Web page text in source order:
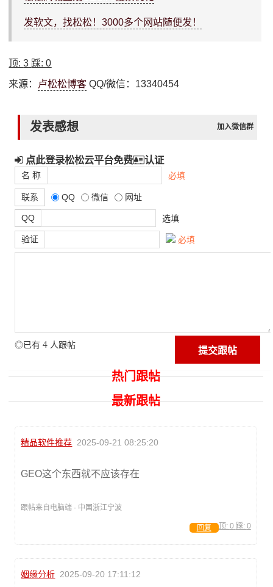
发软文，找松松！3000多个网站随便发！
顶:3 踩:0
来源： 卢松松博客 QQ/微信：13340454
发表感想 加入微信群
点此登录松松云平台免费 认证
名 称 必填
联系 QQ 微信 网址
QQ 选填
验证 必填
◎已有 4 人跟帖
热门跟帖
最新跟帖
精品软件推荐 2025-09-21 08:25:20
GEO这个东西就不应该存在
跟帖来自电脑端 · 中国浙江宁波
顶: 0 踩: 0
回复
姻缘分析 2025-09-20 17:11:12